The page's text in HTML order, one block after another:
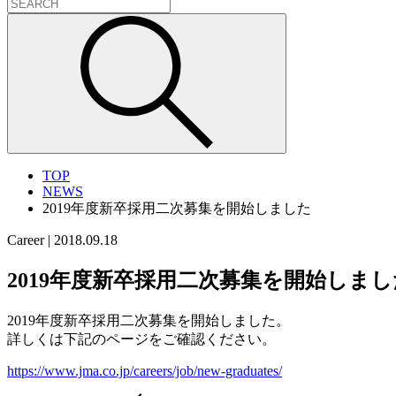
TOP
NEWS
2019年度新卒採用二次募集を開始しました
Career| 2018.09.18
2019年度新卒採用二次募集を開始しま
2019年度新卒採用二次募集を開始しました。
詳しくは下記のページをご確認ください。
https://www.jma.co.jp/careers/job/new-graduates/